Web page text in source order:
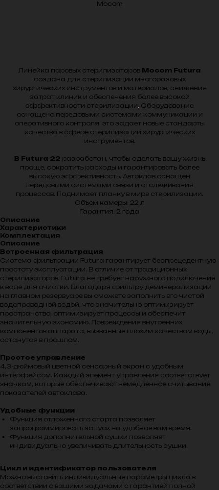
Mocom
Линейка паровых стерилизаторов Mocom Futura
создана для стерилизации многоразовых
хирургических инструментов и материалов, снижения
затрат клиник и обеспечения более высокой
эффективности стерилизации. Оборудование
оснащено передовыми системами коммуникации и
оперативного контроля: это задает новые стандарты
качества в сфере стерилизации хирургических
инструментов.
B Futura 22 разработан, чтобы сделать вашу жизнь
проще, сократить расходы и гарантировать более
высокую эффективность. Автоклав оснащен
передовыми системами связи и отслеживания
процессов. Поднимает планку в мире стерилизации.
Объем камеры: 22 л
Гарантия: 2 года
Описание
Характеристики
Комплектация
Описание
Встроенная фильтрация
Система фильтрации Futura гарантирует беспрецедентную
простоту эксплуатации. В отличие от традиционных
стерилизаторов, Futura не требует наружного подключения
к воде для очистки. Благодаря фильтру деминерализации
на главном резервуаре вы сможете заполнить его чистой
водопроводной водой, что значительно оптимизирует
пространство, оптимизирует процессы и обеспечит
значительную экономию. Повреждения внутренних
компонентов аппарата, вызванные плохим качеством воды,
останутся в прошлом.
Простое управление
4,3-дюймовый цветной сенсорный экран с удобным
интерфейсом. Каждый элемент управления соответствует
значкам, которые обеспечивают немедленное считывание
показателей автоклава.
Удобные функции
Функция отложенного старта позволяет
запрограммировать запуск на удобное вам время.
Функция дополнительной сушки позволяет
индивидуально увеличивать длительность сушки.
Цикл и идентификатор пользователя
Можно выставить индивидуальные параметры цикла в
соответствии с вашими задачами с гарантией полной